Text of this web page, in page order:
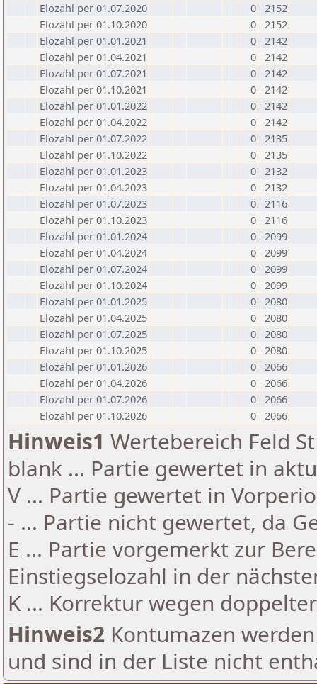
Elozahl per 01.07.2020
0 2152
Elozahl per 01.10.2020
0 2152
Elozahl per 01.01.2021
0 2142
Elozahl per 01.04.2021
0 2142
Elozahl per 01.07.2021
0 2142
Elozahl per 01.10.2021
0 2142
Elozahl per 01.01.2022
0 2142
Elozahl per 01.04.2022
0 2142
Elozahl per 01.07.2022
0 2135
Elozahl per 01.10.2022
0 2135
Elozahl per 01.01.2023
0 2132
Elozahl per 01.04.2023
0 2132
Elozahl per 01.07.2023
0 2116
Elozahl per 01.10.2023
0 2116
Elozahl per 01.01.2024
0 2099
Elozahl per 01.04.2024
0 2099
Elozahl per 01.07.2024
0 2099
Elozahl per 01.10.2024
0 2099
Elozahl per 01.01.2025
0 2080
Elozahl per 01.04.2025
0 2080
Elozahl per 01.07.2025
0 2080
Elozahl per 01.10.2025
0 2080
Elozahl per 01.01.2026
0 2066
Elozahl per 01.04.2026
0 2066
Elozahl per 01.07.2026
0 2066
Elozahl per 01.10.2026
0 2066
Hinweis1 Wertebereich Feld
blank ... Partie gewertet in
V ... Partie gewertet in
- ... Partie nicht gewertet, da
E ... Partie vorgemerkt zur
Einstiegselozahl in der
K ... Korrektur wegen
Hinweis2 Kontumazen
und sind in der Liste nicht